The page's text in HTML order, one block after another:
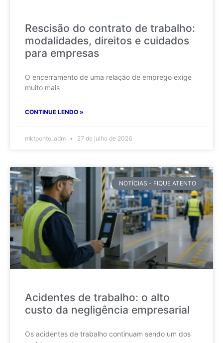
Rescisão do contrato de trabalho:
modalidades, direitos e cuidados
para empresas
O encerramento de uma relação de emprego exige
muito mais
CONTINUE LENDO »
mktponto_adm 27 de julho de 2026
NOTÍCIAS - FIQUE ATENTO
Acidentes de trabalho: o alto
custo da negligência empresarial
Os acidentes de trabalho continuam sendo um dos